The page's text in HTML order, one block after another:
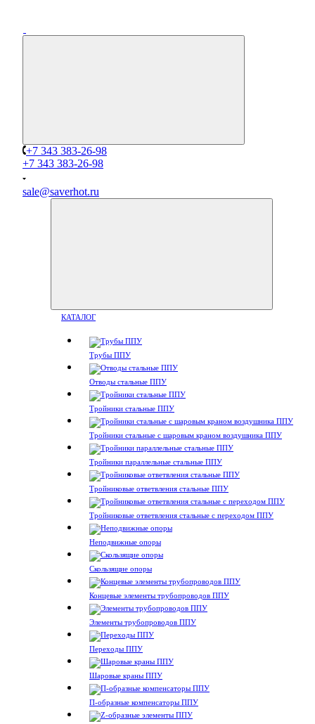
+7 343 383-26-98
+7 343 383-26-98
sale@saverhot.ru
КАТАЛОГ
Трубы ППУ
Отводы стальные ППУ
Тройники стальные ППУ
Тройники стальные с шаровым краном воздушника ППУ
Тройники параллельные стальные ППУ
Тройниковые ответвления стальные ППУ
Тройниковые ответвления стальные с переходом ППУ
Неподвижные опоры
Скользящие опоры
Концевые элементы трубопроводов ППУ
Элементы трубопроводов ППУ
Переходы ППУ
Шаровые краны ППУ
П-образные компенсаторы ППУ